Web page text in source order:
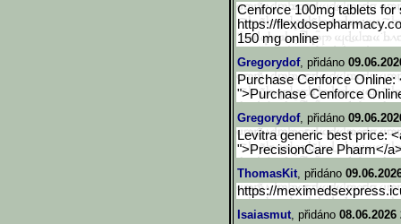
Cenforce 100mg tablets for
https://
150 mg online
Gregorydof, přidáno
Purchase Cenforce
">Purchase Cenforce
Gregorydof, přidáno
Levitra generic best price:
">PrecisionCare Pharm</
ThomasKit, přidáno
https://
Isaiasmut, přidáno 08.06.2026